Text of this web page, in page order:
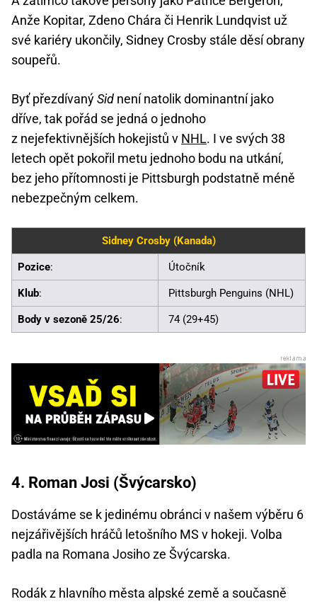
Anže Kopitar, Zdeno Chára či Henrik Lundqvist už
své kariéry ukončily, Sidney Crosby stále děsí obrany
soupeřů.
Byť přezdívanýSid není natolik dominantní jako
dříve, tak pořád se jedná o jednoho
z nejefektivnějších hokejistů v NHL. I ve svých 38
letech opět pokořil metu jednoho bodu na utkání,
bez jeho přítomnosti je Pittsburgh podstatně méně
nebezpečným celkem.
Sidney Crosby (Kanada)
Pozice: Útočník
Klub: Pittsburgh Penguins (NHL)
Body v sezoně 25/26: 74 (29+45)
4. Roman Josi (Švýcarsko)
Dostáváme se k jedinému obránci v našem výběru 6
nejzářivějších hráčů letošního MS v hokeji. Volba
padla na Romana Josiho ze Švýcarska.
Rodák z hlavního města alpské země a současně